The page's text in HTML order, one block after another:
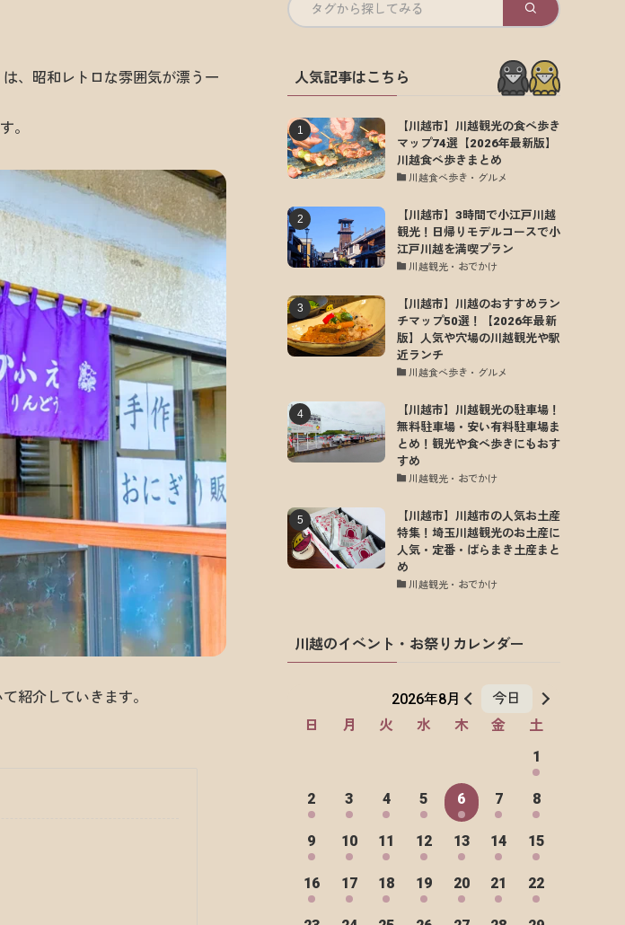
、昭和レトロな雰囲気が漂う一
。
紹介していきます。
タグから探してみる
人気記事はこちら
【川越市】川越観光の食べ歩き
マップ74選【2026年最新版】
川越食べ歩きまとめ
川越食べ歩き・グルメ
【川越市】3時間で小江戸川越
観光！日帰りモデルコースで小
江戸川越を満喫プラン
川越観光・おでかけ
【川越市】川越のおすすめラン
チマップ50選！【2026年最新
版】人気や穴場の川越観光や駅
近ランチ
川越食べ歩き・グルメ
【川越市】川越観光の駐車場！
無料駐車場・安い有料駐車場ま
とめ！観光や食べ歩きにもおす
すめ
川越観光・おでかけ
【川越市】川越市の人気お土産
特集！埼玉川越観光のお土産に
人気・定番・ばらまき土産まと
め
川越観光・おでかけ
川越のイベント・お祭りカレンダー